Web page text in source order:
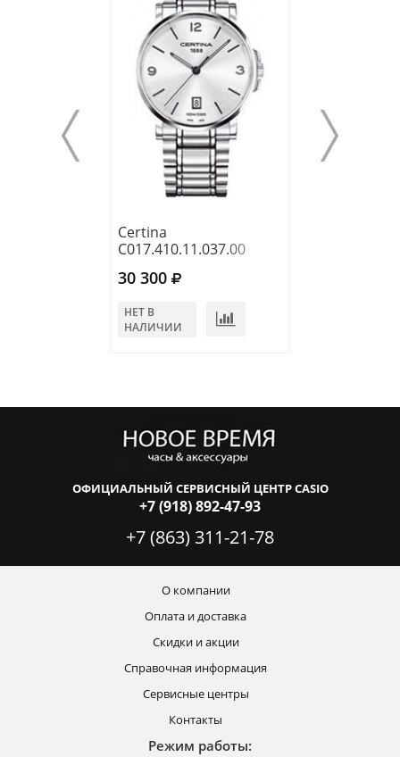
Certina
C017.410.11.037.00
30 300
НЕТ В
НАЛИЧИИ
ОФИЦИАЛЬНЫЙ СЕРВИСНЫЙ ЦЕНТР CASIO
+7 (918) 892-47-93
+7 (863) 311-21-78
О компании
Оплата и доставка
Скидки и акции
Справочная информация
Сервисные центры
Контакты
Режим работы: